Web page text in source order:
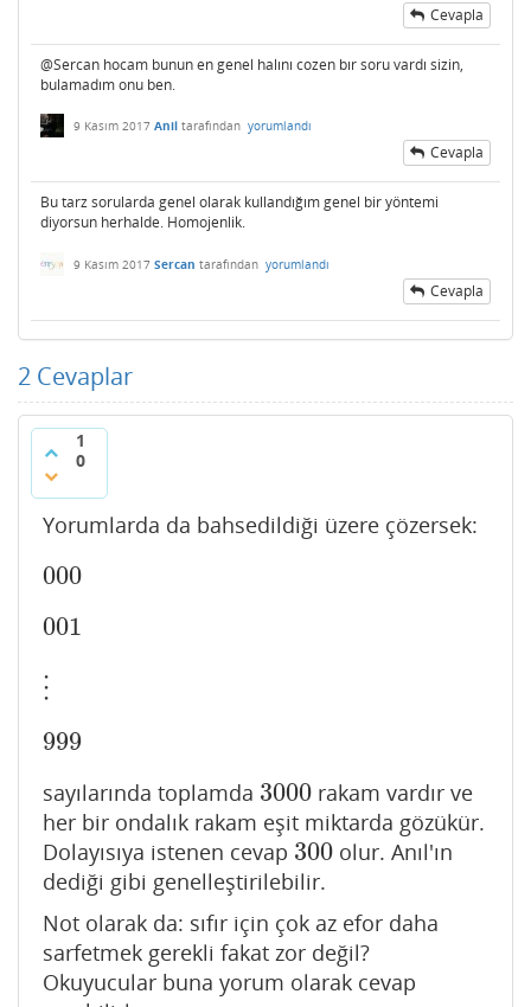
Cevapla
@Sercan hocam bunun en genel halını cozen bır soru vardı sizin,
bulamadım onu ben.
9 Kasım 2017 Anil tarafından yorumlandı
Cevapla
Bu tarz sorularda genel olarak kullandığım genel bir yöntemi
diyorsun herhalde. Homojenlik.
9 Kasım 2017 Sercan tarafından yorumlandı
Cevapla
2 Cevaplar
1
0
Yorumlarda da bahsedildiği üzere çözersek:
000
000
001
001
⋮⋮
999
999
sayılarında toplamda 3000
3000 rakam vardır ve
her bir ondalık rakam eşit miktarda gözükür.
Dolayısıya istenen cevap 300
300 olur. Anıl'ın
dediği gibi genelleştirilebilir.
Not olarak da: sıfır için çok az efor daha
sarfetmek gerekli fakat zor değil?
Okuyucular buna yorum olarak cevap